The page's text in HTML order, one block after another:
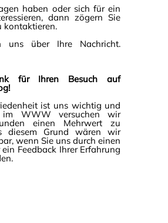
haben oder sich für ein
dann zögern Sie
kontaktieren.
uns über Ihre Nachricht.
für Ihren Besuch auf
ist uns wichtig und
WWW versuchen wir
einen Mehrwert zu
diesem Grund wären wir
wenn Sie uns durch einen
Feedback Ihrer Erfahrung